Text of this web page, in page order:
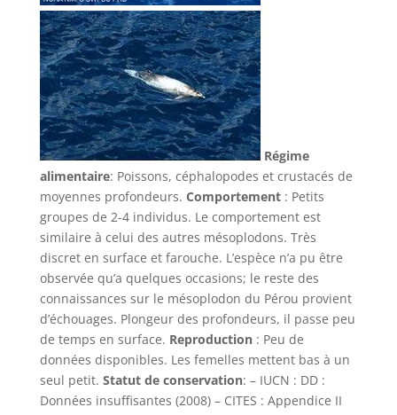
Régime
alimentaire: Poissons, céphalopodes et crustacés de
moyennes profondeurs. Comportement : Petits
groupes de 2-4 individus. Le comportement est
similaire à celui des autres mésoplodons. Très
discret en surface et farouche. L’espèce n’a pu être
observée qu’a quelques occasions; le reste des
connaissances sur le mésoplodon du Pérou provient
d’échouages. Plongeur des profondeurs, il passe peu
de temps en surface. Reproduction : Peu de
données disponibles. Les femelles mettent bas à un
seul petit. Statut de conservation: – IUCN : DD :
Données insuffisantes (2008) – CITES : Appendice II